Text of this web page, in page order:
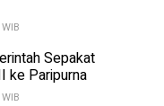
Sepakat
ke Paripurna